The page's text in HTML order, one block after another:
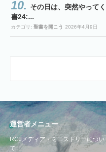
その日は、突然やって
書24:...
カテゴリ: 聖書を開こう 2026年4月9日
運営者メニュー
RCJメディア・ミニストリーについ
て